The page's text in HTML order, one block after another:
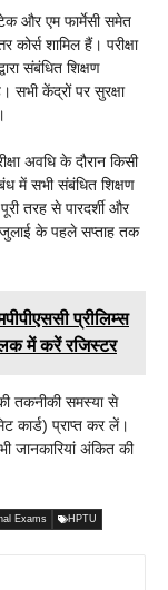
और एम फार्मेसी समेत
शामिल हैं। परीक्षा
संबंधित शिक्षण
सभी केंद्रों पर सुरक्षा
अवधि के दौरान किसी
में सभी संबंधित शिक्षण
तरह से पारदर्शी और
जुलाई के पहले सप्ताह तक
प्रीलिम्स
में करें रजिस्टर
तकनीकी समस्या से
कार्ड) प्राप्त कर लें।
जानकारियां अंकित की
Exams HPTU